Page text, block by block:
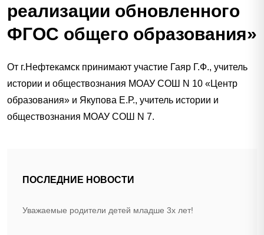
реализации обновленного
ФГОС общего образования»
От г.Нефтекамск принимают участие Гаяр Г.Ф., учитель
истории и обществознания МОАУ СОШ N 10 «Центр
образования» и Якупова Е.Р., учитель истории и
обществознания МОАУ СОШ N 7.
ПОСЛЕДНИЕ НОВОСТИ
Уважаемые родители детей младше 3х лет!